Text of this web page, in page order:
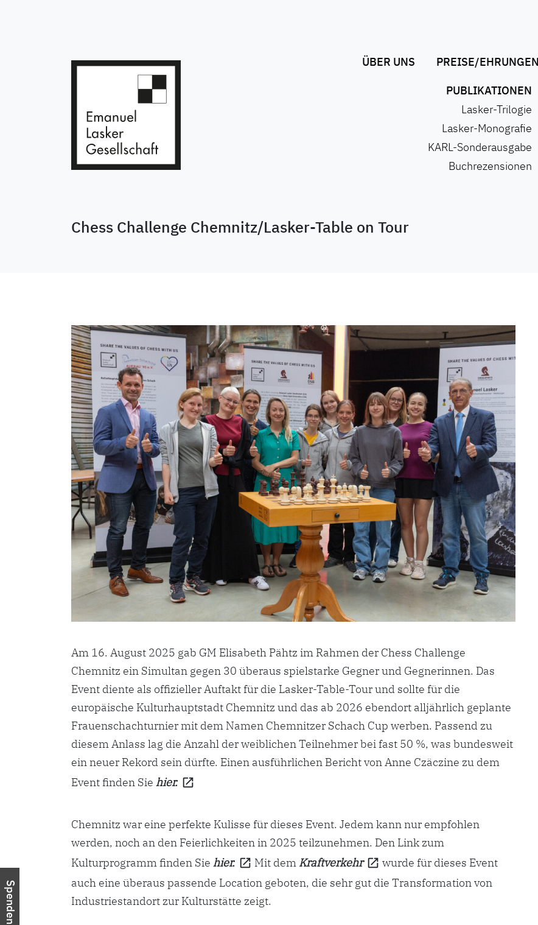
ÜBER UNS PREISE/EHRUNGEN
PUBLIKATIONEN
Lasker-Trilogie
Lasker-Monografie
KARL-Sonderausgabe
Buchrezensionen
Chess Challenge Chemnitz/Lasker-Table on Tour
Am 16. August 2025 gab GM Elisabeth Pähtz im Rahmen der Chess Challenge
Chemnitz ein Simultan gegen 30 überaus spielstarke Gegner und Gegnerinnen. Das
Event diente als offizieller Auftakt für die Lasker-Table-Tour und sollte für die
europäische Kulturhauptstadt Chemnitz und das ab 2026 ebendort alljährlich geplante
Frauenschachturnier mit dem Namen Chemnitzer Schach Cup werben. Passend zu
diesem Anlass lag die Anzahl der weiblichen Teilnehmer bei fast 50 %, was bundesweit
ein neuer Rekord sein dürfte. Einen ausführlichen Bericht von Anne Czäczine zu dem
Event finden Sie hier.
Chemnitz war eine perfekte Kulisse für dieses Event. Jedem kann nur empfohlen
werden, noch an den Feierlichkeiten in 2025 teilzunehmen. Den Link zum
Kulturprogramm finden Sie hier. Mit dem Kraftverkehr
wurde für dieses Event
auch eine überaus passende Location geboten, die sehr gut die Transformation von
Industriestandort zur Kulturstätte zeigt.
Spenden